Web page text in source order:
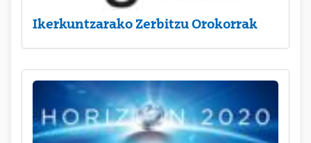
Ikerkuntzarako Zerbitzu Orokorrak